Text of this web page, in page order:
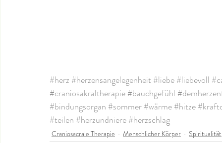
#herz #herzensangelegenheit#liebe#liebevoll
#craniosakraltherapie#bauchgefühl
#bindungsorgan #sommer#wärme#hitze
#teilen #herzundniere#herzschlag
Craniosacrale Therapie Menschlicher Körper Spiritualität